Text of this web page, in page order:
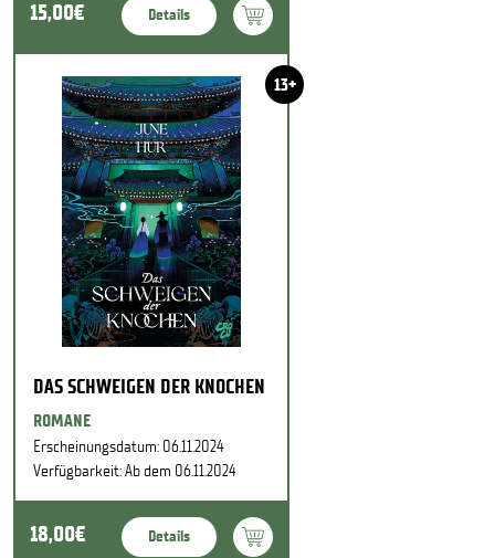
15,00€ Details
13+
DAS SCHWEIGEN DER KNOCHEN
ROMANE
Erscheinungsdatum: 06.11.2024
Verfügbarkeit: Ab dem 06.11.2024
18,00€ Details